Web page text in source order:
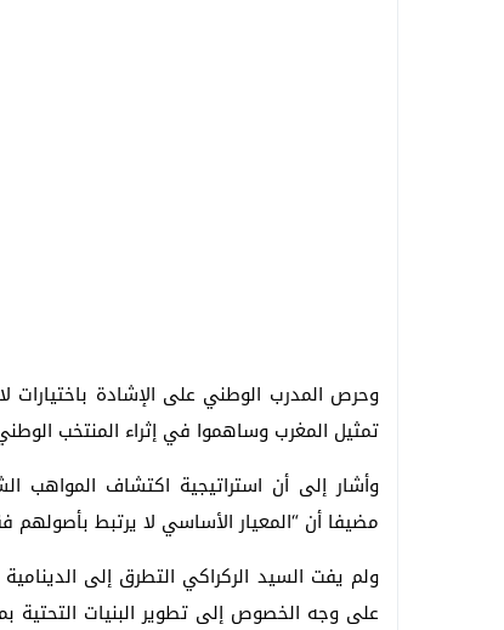
وحرص المدرب الوطني على الإشادة باختيارات
تمثيل المغرب وساهموا في إثراء المنتخب
وأشار إلى أن استراتيجية اكتشاف المواهب
مضيفا أن “المعيار الأساسي لا يرتبط بأصولهم
ولم يفت السيد الركراكي التطرق إلى الدينامية